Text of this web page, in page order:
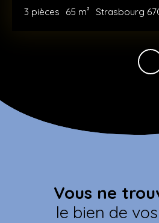
3 pièces 65 m² Strasbourg
Vous ne
le bien de